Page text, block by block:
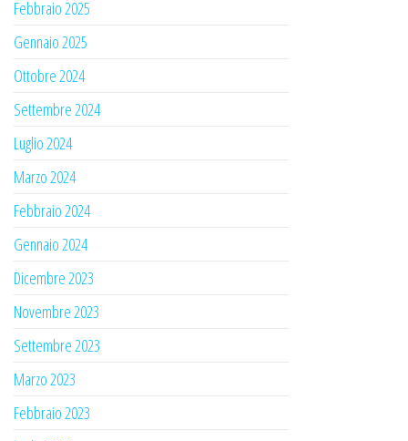
Febbraio 2025
Gennaio 2025
Ottobre 2024
Settembre 2024
Luglio 2024
Marzo 2024
Febbraio 2024
Gennaio 2024
Dicembre 2023
Novembre 2023
Settembre 2023
Marzo 2023
Febbraio 2023